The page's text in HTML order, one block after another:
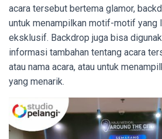
acara tersebut bertema glamor,
untuk menampilkan motif-motif yang
eksklusif. Backdrop juga bisa
informasi tambahan tentang acara
atau nama acara, atau untuk
yang menarik.